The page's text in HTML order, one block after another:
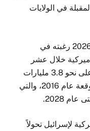
في الولايات
وكان نتنياهو قد أعلن في كانون الثاني 2026 رغبته في
خلال عشر
سنوات، في وقت تحصل فيه إسرائيل على نحو 3.8 مليارات
دولار سنوياً بموجب مذكرة التفاهم الموقعة عام 2016، والتي
لإسرائيل تحولاً